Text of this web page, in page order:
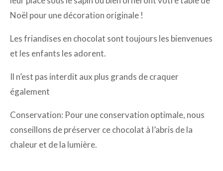
Noël pour une décoration originale !
Les friandises en chocolat sont toujours les bienvenues
et les enfants les adorent.
Il n’est pas interdit aux plus grands de craquer
également
Conservation: Pour une conservation optimale, nous
conseillons de préserver ce chocolat à l’abris de la
chaleur et de la lumière.